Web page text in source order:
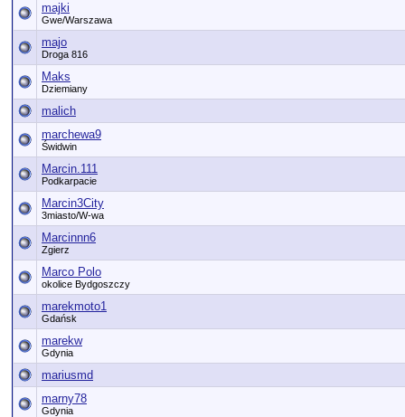
majki
Gwe/Warszawa
majo
Droga 816
Maks
Dziemiany
malich
marchewa9
Świdwin
Marcin.111
Podkarpacie
Marcin3City
3miasto/W-wa
Marcinnn6
Zgierz
Marco Polo
okolice Bydgoszczy
marekmoto1
Gdańsk
marekw
Gdynia
mariusmd
marny78
Gdynia